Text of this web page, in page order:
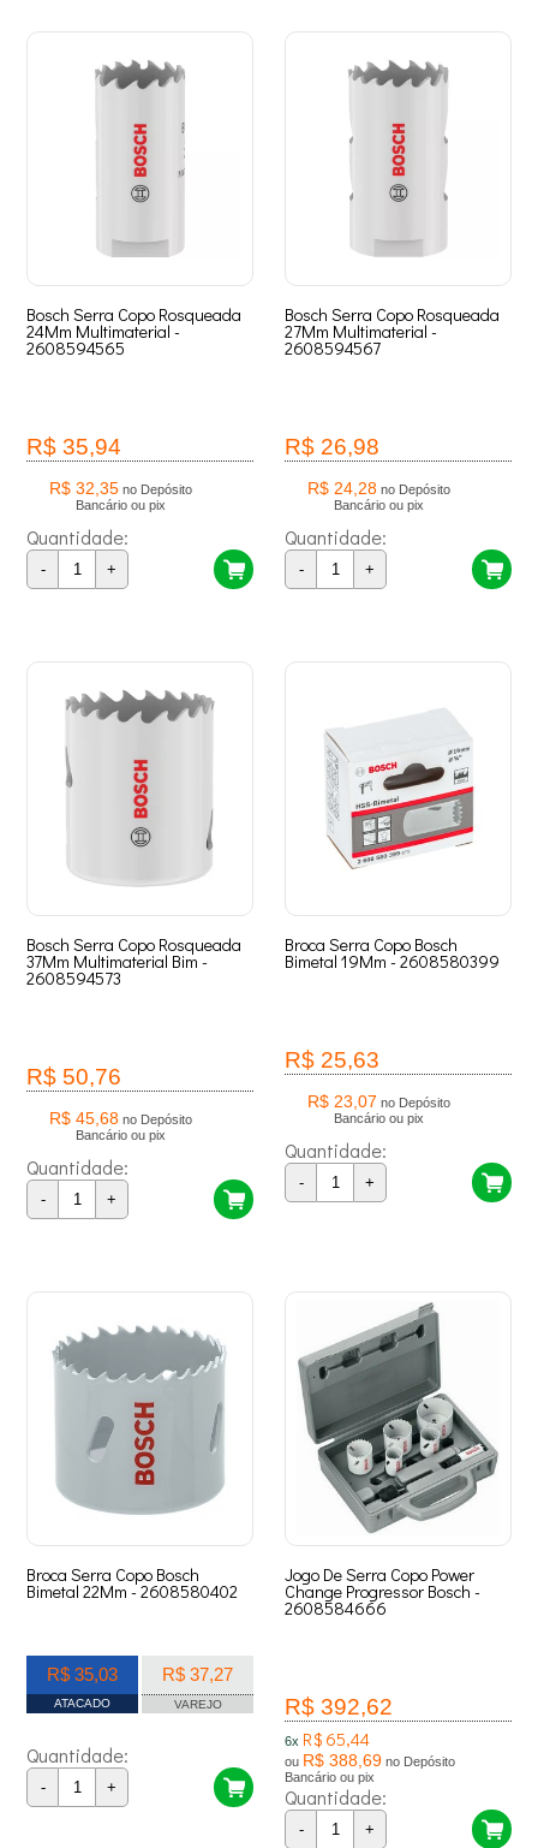
Bosch Serra Copo Rosqueada
24Mm Multimaterial -
2608594565
R$ 35,94
R$ 32,35 no Depósito
Bancário ou pix
Quantidade:
- +
Bosch Serra Copo Rosqueada
27Mm Multimaterial -
2608594567
R$ 26,98
R$ 24,28 no Depósito
Bancário ou pix
Quantidade:
- +
Bosch Serra Copo Rosqueada
37Mm Multimaterial Bim -
2608594573
R$ 50,76
R$ 45,68 no Depósito
Bancário ou pix
Quantidade:
- +
Broca Serra Copo Bosch
Bimetal 19Mm - 2608580399
R$ 25,63
R$ 23,07 no Depósito
Bancário ou pix
Quantidade:
- +
Broca Serra Copo Bosch
Bimetal 22Mm - 2608580402
R$ 35,03
ATACADO
R$ 37,27
VAREJO
Quantidade:
- +
Jogo De Serra Copo Power
Change Progressor Bosch -
2608584666
R$ 392,62
6x R$ 65,44
ou R$ 388,69 no Depósito
Bancário ou pix
Quantidade:
- +